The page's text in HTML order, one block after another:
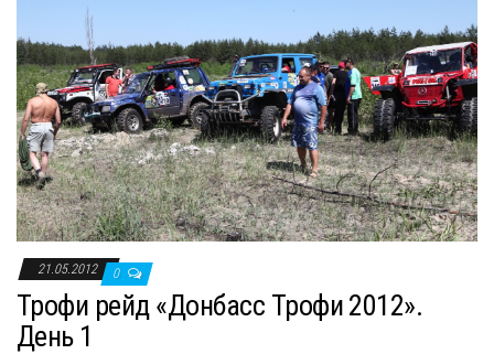
21.05.2012 0
Трофи рейд «Донбасс Трофи 2012».
День 1